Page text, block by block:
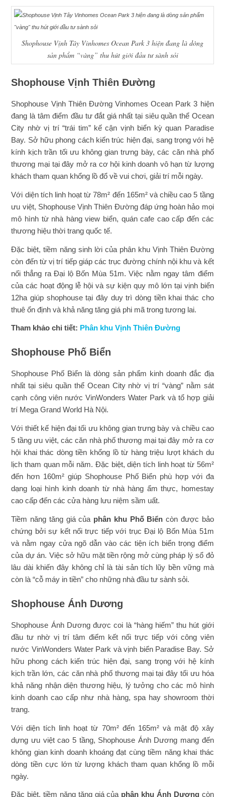
Shophouse Vịnh Tây Vinhomes Ocean Park 3 hiện đang là dòng
sản phẩm “vàng” thu hút giới đầu tư sành sỏi
Shophouse Vịnh Thiên Đường
Shophouse Vịnh Thiên Đường Vinhomes Ocean Park 3 hiện
đang là tâm điểm đầu tư đắt giá nhất tại siêu quần thể Ocean
City nhờ vị trí “trái tim” kế cận vịnh biển kỳ quan Paradise
Bay. Sở hữu phong cách kiến trúc hiện đại, sang trọng với hệ
kính kịch trần tối ưu không gian trưng bày, các căn nhà phố
thương mại tại đây mở ra cơ hội kinh doanh vô hạn từ lượng
khách tham quan khổng lồ đổ về vui chơi, giải trí mỗi ngày.
Với diện tích linh hoạt từ 78m² đến 165m² và chiều cao 5 tầng
ưu việt, Shophouse Vịnh Thiên Đường đáp ứng hoàn hảo mọi
mô hình từ nhà hàng view biển, quán cafe cao cấp đến các
thương hiệu thời trang quốc tế.
Đặc biệt, tiềm năng sinh lời của phân khu Vịnh Thiên Đường
còn đến từ vị trí tiếp giáp các trục đường chính nội khu và kết
nối thẳng ra Đại lộ Bốn Mùa 51m. Việc nằm ngay tâm điểm
của các hoạt động lễ hội và sự kiện quy mô lớn tại vịnh biển
12ha giúp shophouse tại đây duy trì dòng tiền khai thác cho
thuê ổn định và khả năng tăng giá phi mã trong tương lai.
Tham khảo chi tiết: Phân khu Vịnh Thiên Đường
Shophouse Phố Biển
Shophouse Phố Biển là dòng sản phẩm kinh doanh đắc địa
nhất tại siêu quần thể Ocean City nhờ vị trí “vàng” nằm sát
cạnh công viên nước VinWonders Water Park và tổ hợp giải
trí Mega Grand World Hà Nội.
Với thiết kế hiện đại tối ưu không gian trưng bày và chiều cao
5 tầng ưu việt, các căn nhà phố thương mại tại đây mở ra cơ
hội khai thác dòng tiền khổng lồ từ hàng triệu lượt khách du
lịch tham quan mỗi năm. Đặc biệt, diện tích linh hoạt từ 56m²
đến hơn 160m² giúp Shophouse Phố Biển phù hợp với đa
dạng loại hình kinh doanh từ nhà hàng ẩm thực, homestay
cao cấp đến các cửa hàng lưu niệm sầm uất.
Tiềm năng tăng giá của phân khu Phố Biển còn được bảo
chứng bởi sự kết nối trực tiếp với trục Đại lộ Bốn Mùa 51m
và nằm ngay cửa ngõ dẫn vào các tiện ích biển trọng điểm
của dự án. Việc sở hữu mặt tiền rộng mở cùng pháp lý sổ đỏ
lâu dài khiến đây không chỉ là tài sản tích lũy bền vững mà
còn là “cỗ máy in tiền” cho những nhà đầu tư sành sỏi.
Shophouse Ánh Dương
Shophouse Ánh Dương được coi là “hàng hiếm” thu hút giới
đầu tư nhờ vị trí tâm điểm kết nối trực tiếp với công viên
nước VinWonders Water Park và vịnh biển Paradise Bay. Sở
hữu phong cách kiến trúc hiện đại, sang trọng với hệ kính
kịch trần lớn, các căn nhà phố thương mại tại đây tối ưu hóa
khả năng nhận diện thương hiệu, lý tưởng cho các mô hình
kinh doanh cao cấp như nhà hàng, spa hay showroom thời
trang.
Với diện tích linh hoạt từ 70m² đến 165m² và mật độ xây
dựng ưu việt cao 5 tầng, Shophouse Ánh Dương mang đến
không gian kinh doanh khoáng đạt cùng tiềm năng khai thác
dòng tiền cực lớn từ lượng khách tham quan khổng lồ mỗi
ngày.
Đặc biệt, tiềm năng tăng giá của phân khu Ánh Dươngcòn